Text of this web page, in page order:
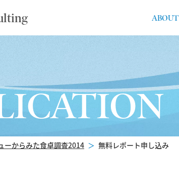
ABOUT
ーからみた食卓調査2014 ＞ 無料レポート申し込み